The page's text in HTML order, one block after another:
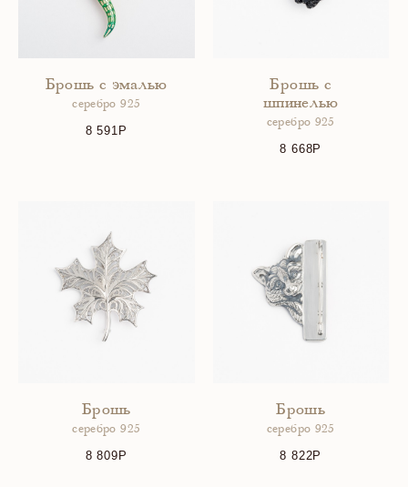
Брошь с эмалью
серебро 925
8 591
Брошь с
шпинелью
серебро 925
8 668
Брошь
серебро 925
8 809
Брошь
серебро 925
8 822